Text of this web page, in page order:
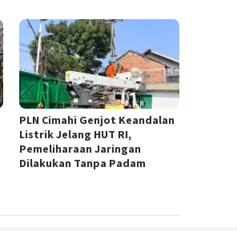
PLN Cimahi Genjot Keandalan
Listrik Jelang HUT RI,
Pemeliharaan Jaringan
Dilakukan Tanpa Padam